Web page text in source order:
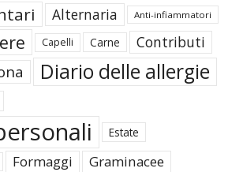
Alternaria Anti-infiammatori
Capelli Carne Contributi
Diario delle allergie
Estate
Formaggi Graminacee